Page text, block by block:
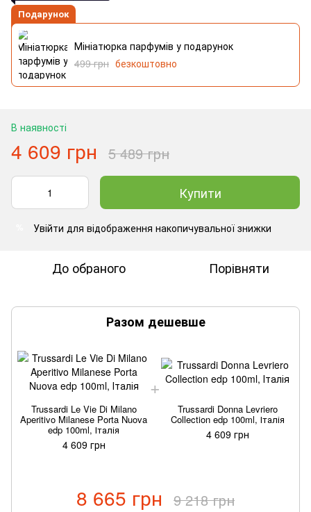
Подарунок
Мініатюрка парфумів у подарунок
499 грн безкоштовно
В наявності
4 609 грн 5 489 грн
Купити
Увійти для відображення накопичувальної знижки
До обраного Порівняти
Разом дешевше
Trussardi Le Vie Di Milano
Aperitivo Milanese Porta Nuova
edp 100ml, Італія
4 609 грн
Trussardi Donna Levriero
Collection edp 100ml, Італія
4 609 грн
8 665 грн 9 218 грн